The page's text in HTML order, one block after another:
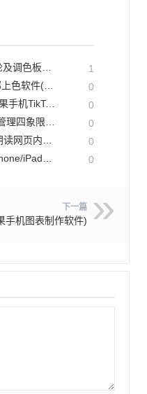
色板工具 1
件(含教程) 0
壁纸下载工具 0
象限法app 0
iPhone/iPad] 0
松处理压缩文件 0
下一篇
手机图表制作软件)